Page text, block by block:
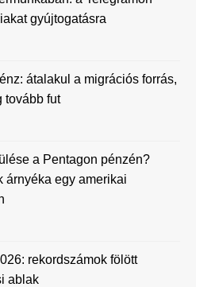
gyújtogatásra
átalakul a migrációs forrás,
tovább fut
a Pentagon pénzén?
árnyéka egy amerikai
rekordszámok fölött
ablak